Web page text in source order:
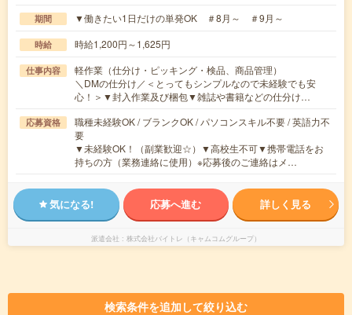
期間 ▼働きたい1日だけの単発OK ＃8月～ ＃9月～
時給 時給1,200円～1,625円
仕事内容
軽作業（仕分け・ピッキング・検品、商品管理）
＼DMの仕分け／＜とってもシンプルなので未経験でも安
心！＞▼封入作業及び梱包▼雑誌や書籍などの仕分け…
応募資格
職種未経験OK / ブランクOK / パソコンスキル不要 / 英語力不
要
▼未経験OK！（副業歓迎☆）▼高校生不可▼携帯電話をお
持ちの方（業務連絡に使用）※応募後のご連絡はメ…
気になる! 応募へ進む 詳しく見る
派遣会社 株式会社バイトレ（キャムコムグループ）
検索条件を追加して絞り込む